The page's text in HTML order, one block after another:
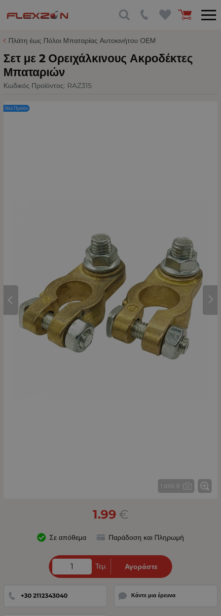
Πλάτη έως Πόλοι Μπαταρίας Αυτοκινήτου ΟΕΜ
Σετ με 2 Ορειχάλκινους Ακροδέκτες
Μπαταριών
Κωδικός Προϊόντος: RAZ315
1 από 8
Νέο Προϊόν
1.99 €
Σε απόθεμα Παράδοση και Πληρωμή
Τεμ. Αγοράστε
+30 2112343040 Κάντε μια έρευνα